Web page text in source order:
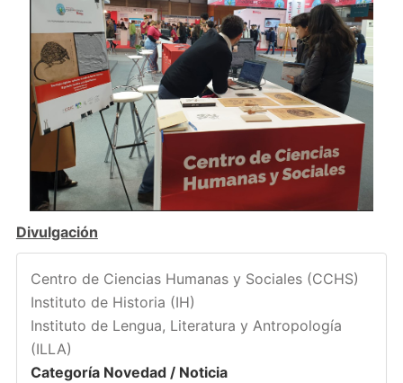
Divulgación
Centro de Ciencias Humanas y Sociales (CCHS)
Instituto de Historia (IH)
Instituto de Lengua, Literatura y Antropología
(ILLA)
Categoría Novedad / Noticia